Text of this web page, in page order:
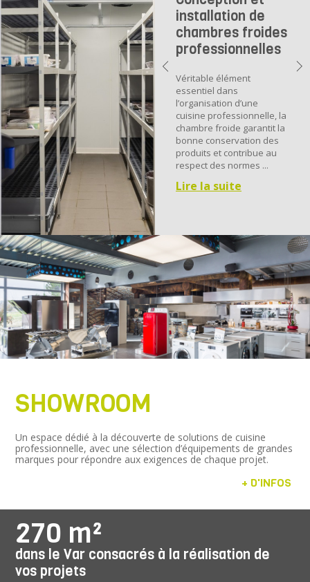
installation de
chambres froides
professionnelles
Véritable élément
essentiel dans
l’organisation d’une
cuisine professionnelle, la
chambre froide garantit la
bonne conservation des
produits et contribue au
respect des normes ...
Lire la suite
SHOWROOM
Un espace dédié à la découverte de solutions de cuisine
professionnelle, avec une sélection d’équipements de grandes
marques pour répondre aux exigences de chaque projet.
+ D'INFOS
270 m²
dans le Var consacrés à la réalisation de
vos projets